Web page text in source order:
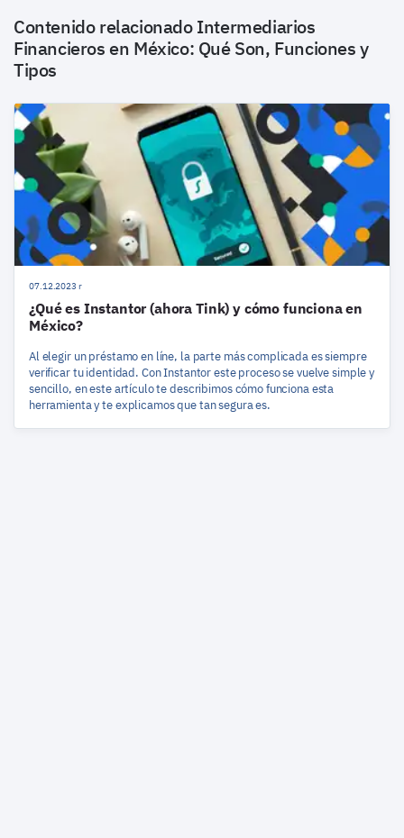
Contenido relacionadoIntermediarios
Financieros en México: Qué Son, Funciones y
Tipos
07.12.2023 r
¿Qué es Instantor (ahora Tink) y cómo funciona en
México?
Al elegir un préstamo en líne, la parte más complicada es siempre
verificar tu identidad. Con Instantor este proceso se vuelve simple y
sencillo, en este artículo te describimos cómo funciona esta
herramienta y te explicamos que tan segura es.